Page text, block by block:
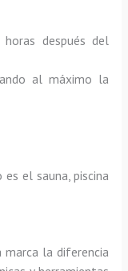
después del
al máximo la
el sauna, piscina
la diferencia